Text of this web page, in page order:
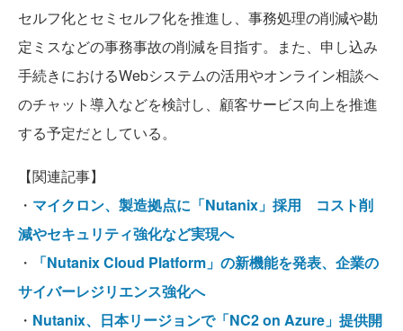
セルフ化とセミセルフ化を推進し、事務処理の削減や勘
定ミスなどの事務事故の削減を目指す。また、申し込み
手続きにおけるWebシステムの活用やオンライン相談へ
のチャット導入などを検討し、顧客サービス向上を推進
する予定だとしている。
【関連記事】
・ マイクロン、製造拠点に「Nutanix」採用 コスト削
減やセキュリティ強化など実現へ
・
「Nutanix Cloud Platform」の新機能を発表、企業の
サイバーレジリエンス強化へ
・ Nutanix、日本リージョンで「NC2 on Azure」提供開